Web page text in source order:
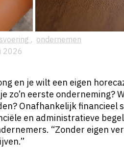
, ondernemen
2026
en je wilt een eigen
zo’n eerste onderneming?
Onafhankelijk financieel
en administratieve
“Zonder eigen